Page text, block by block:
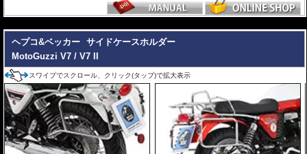
ヘプコ&ベッカー
サイドケースホルダー
MotoGuzzi V7 / V7 II
スワイプでスクロール、クリック(タップ)で拡大表示